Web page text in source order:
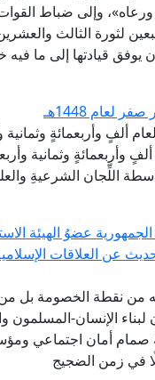
وإلى ضباط
لثورة الثالث
قيادتها إلى ما فيه
1448هـ
ألفٍ وأربعمائةٍ
وأربعمائةٍ وثمانية
اللِّجان الشرعيةِ
عضوُ الهيئة
عن العلاقات
من نقطة الخصومة بل من
لبناء الإنسان-
صمام أمان اجتماعي
في زمن الضجيج